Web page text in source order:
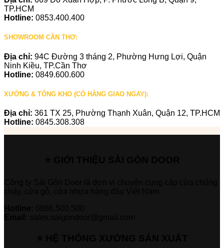
TP.HCM
Hotline: 0853.400.400
SHOWROOM CẦN THƠ:
Địa chỉ: 94C Đường 3 tháng 2, Phường Hưng Lợi, Quận
Ninh Kiều, TP.Cần Thơ
Hotline: 0849.600.600
XƯỞNG & TỔNG KHO (CÓ HÀNG GIAO NGAY):
Địa chỉ: 361 TX 25, Phường Thạnh Xuân, Quận 12, TP.HCM
Hotline: 0845.308.308